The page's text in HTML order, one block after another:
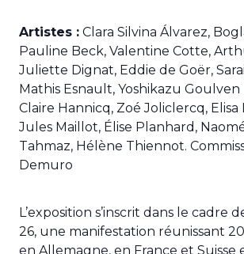
Artistes : Clara Silvina Álvarez,
Pauline Beck, Valentine Cotte,
Juliette Dignat, Eddie de Goër,
Mathis Esnault, Yoshikazu Goulven
Claire Hannicq, Zoé Joliclercq,
Jules Maillot, Élise Planhard,
Tahmaz, Hélène Thiennot.
Demuro
L’exposition s’inscrit dans le cadre
26, une manifestation réunissant
en Allemagne, en France et Suisse